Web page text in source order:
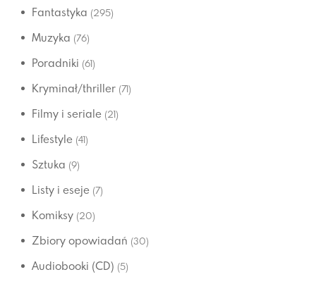
Fantastyka (295)
Muzyka (76)
Poradniki (61)
Kryminał/thriller (71)
Filmy i seriale (21)
Lifestyle (41)
Sztuka (9)
Listy i eseje (7)
Komiksy (20)
Zbiory opowiadań (30)
Audiobooki (CD) (5)